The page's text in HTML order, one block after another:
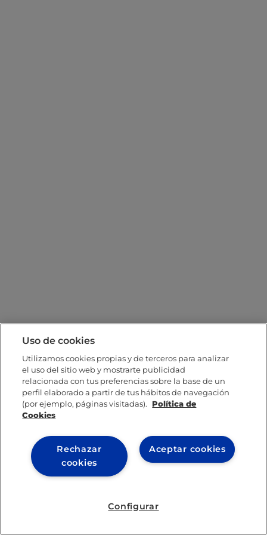
Uso de cookies
Utilizamos cookies propias y de terceros para analizar
el uso del sitio web y mostrarte publicidad
relacionada con tus preferencias sobre la base de un
perfil elaborado a partir de tus hábitos de navegación
(por ejemplo, páginas visitadas).
Política de
Cookies
Aceptar cookies
Rechazar
cookies
Configurar